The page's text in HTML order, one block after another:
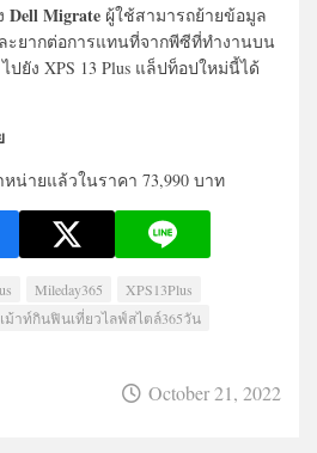
Dell Migrate ผู้ใช้สามารถย้ายข้อมูล
ยากต่อการแทนที่จากพีซีที่ทำงานบน
ปยัง XPS 13 Plus แล็ปท็อปใหม่นี้ได้
หน่ายแล้วในราคา 73,990 บาท
Mileday365
XPS13Plus
เม้าท์กินฟินเที่ยวไลฟ์สไตล์365วัน
October 21, 2022